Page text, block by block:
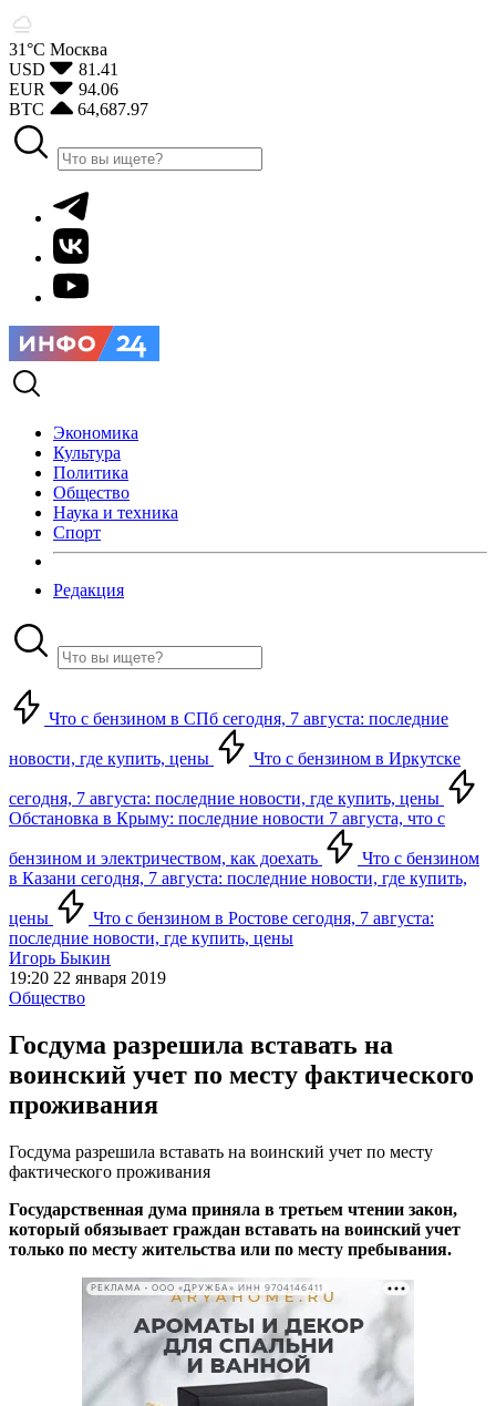
31°С Москва
USD
81.41
EUR
94.06
BTC
64,687.97
Экономика
Культура
Политика
Общество
Наука и техника
Спорт
Редакция
Что с бензином в СПб сегодня, 7 августа: последние
новости, где купить, цены Что с бензином в Иркутске
сегодня, 7 августа: последние новости, где купить, цены
Обстановка в Крыму: последние новости 7 августа, что с
бензином и электричеством, как доехать
Что с бензином
в Казани сегодня, 7 августа: последние новости, где купить,
цены
Что с бензином в Ростове сегодня, 7 августа:
последние новости, где купить, цены
Игорь Быкин
19:20 22 января 2019
Общество
Госдума разрешила вставать на
воинский учет по месту фактического
проживания
Госдума разрешила вставать на воинский учет по месту
фактического проживания
Государственная дума приняла в третьем чтении закон,
который обязывает граждан вставать на воинский учет
только по месту жительства или по месту пребывания.
РЕКЛАМА • ООО «ДРУЖБА» ИНН 9704146411